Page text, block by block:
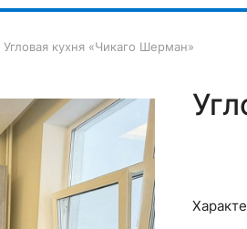
Угловая кухня «Чикаго Шерман»